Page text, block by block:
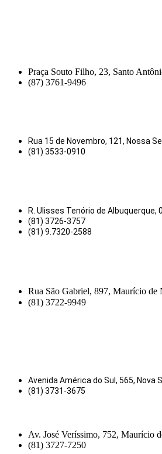
Praça Souto Filho, 23, Santo
(87) 3761-9496
Rua 15 de Novembro, 121, Nossa
(81) 3533-0910
R. Ulisses Tenório de Albuquerque,
(81) 3726-3757
(81) 9.7320-2588
Rua São Gabriel, 897, Maurício de
(81) 3722-9949
Avenida América do Sul, 565, Nova
(81) 3731-3675
Av. José Veríssimo, 752, Maurício
(81) 3727-7250